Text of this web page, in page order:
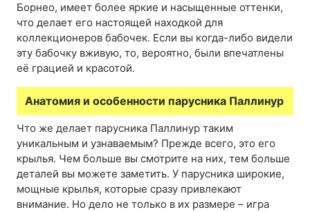
Борнео, имеет более яркие и насыщенные оттенки,
что делает его настоящей находкой для
коллекционеров бабочек. Если вы когда-либо видели
эту бабочку вживую, то, вероятно, были впечатлены
её грацией и красотой.
Анатомия и особенности парусника Паллинур
Что же делает парусника Паллинур таким
уникальным и узнаваемым? Прежде всего, это его
крылья. Чем больше вы смотрите на них, тем больше
деталей вы можете заметить. У парусника широкие,
мощные крылья, которые сразу привлекают
внимание. Но дело не только в их размере – игра